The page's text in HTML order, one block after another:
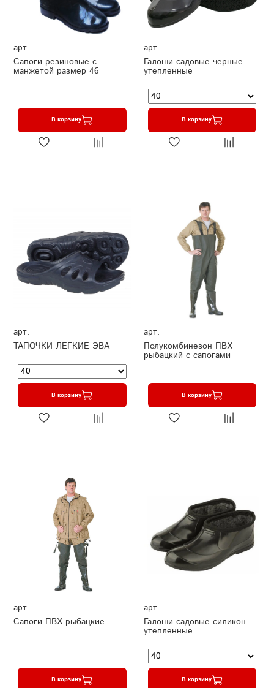
арт.
Сапоги резиновые с
манжетой размер 46
В корзину
арт.
Галоши садовые черные
утепленные
В корзину
арт.
ТАПОЧКИ ЛЕГКИЕ ЭВА
В корзину
арт.
Полукомбинезон ПВХ
рыбацкий с сапогами
В корзину
арт.
Сапоги ПВХ рыбацкие
В корзину
арт.
Галоши садовые силикон
утепленные
В корзину